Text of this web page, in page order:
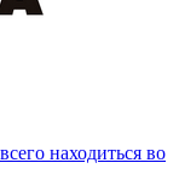
находиться во